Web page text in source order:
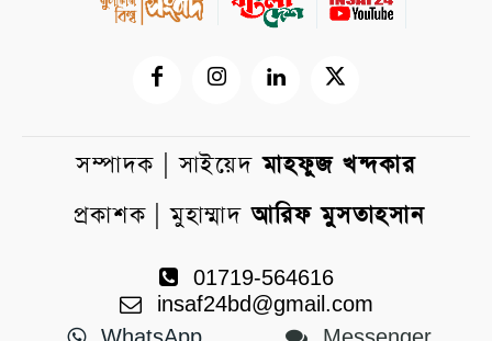
সম্পাদক | সাইয়েদমাহফুজ খন্দকার
প্রকাশক | মুহাম্মাদআরিফ মুসতাহসান
01719-564616
insaf24bd@gmail.com